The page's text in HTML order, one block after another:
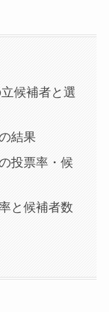
候補者と選
結果
投票率・候
と候補者数